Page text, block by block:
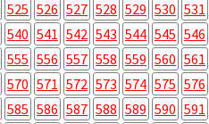
525 526 527 528 529 530 531
540 541 542 543 544 545 546
555 556 557 558 559 560 561
570 571 572 573 574 575 576
585 586 587 588 589 590 591